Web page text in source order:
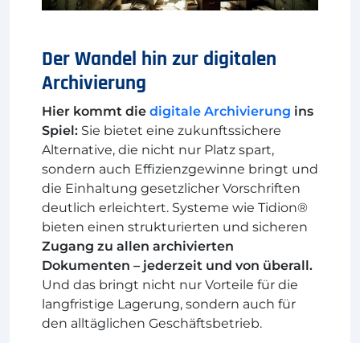
Der Wandel hin zur digitalen
Archivierung
Hier kommt die digitale Archivierung ins
Spiel: Sie bietet eine zukunftssichere
Alternative, die nicht nur Platz spart,
sondern auch Effizienzgewinne bringt und
die Einhaltung gesetzlicher Vorschriften
deutlich erleichtert. Systeme wie Tidion®
bieten einen strukturierten und sicheren
Zugang zu allen archivierten
Dokumenten – jederzeit und von überall.
Und das bringt nicht nur Vorteile für die
langfristige Lagerung, sondern auch für
den alltäglichen Geschäftsbetrieb.